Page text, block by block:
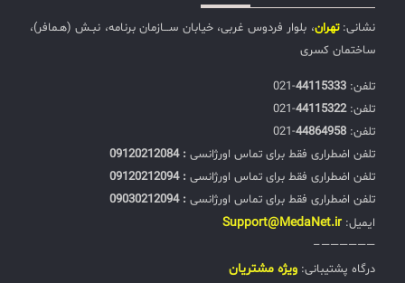
نشانی:تهران، بلوار فردوس غربی، خیابان ســـازمان برنامه، نبـش (هـمافر)،
ساختمان کسری
تلفن:‌ 44115333
-021
تلفن:‌44115322
-021
تلفن:‌ 44864958
-021
تلفن اضطراری فقط برای تماس اورژانسی : 09120212084
تلفن اضطراری فقط برای تماس اورژانسی : 09120212094
تلفن اضطراری فقط برای تماس اورژانسی : 09030212094
ایمیل: Support@MedaNet.ir
——————–
درگاه پشتیبانی: ويژه مشتریان